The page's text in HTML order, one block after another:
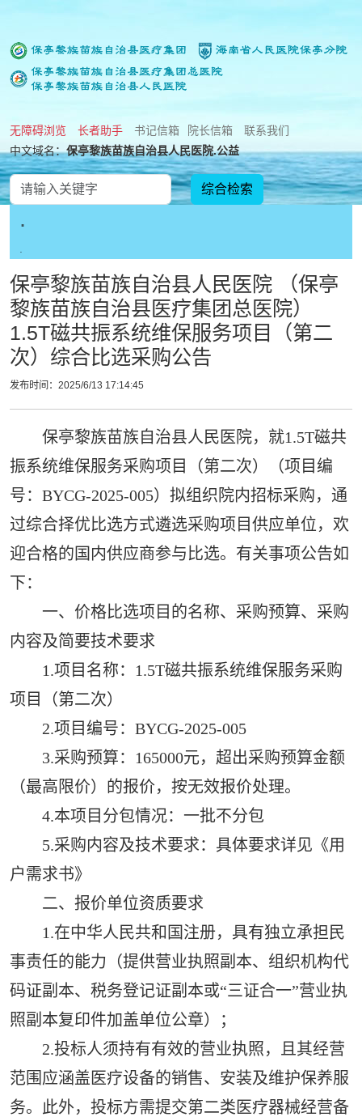
无障碍浏览 长者助手 书记信箱 院长信箱
联系我们
中文域名：保亭黎族苗族自治县人民医院.公益
.
保亭黎族苗族自治县人民医院 （保亭
黎族苗族自治县医疗集团总医院）
1.5T磁共振系统维保服务项目（第二
次）综合比选采购公告
发布时间：2025/6/13 17:14:45
保亭黎族苗族自治县人民医院，就1.5T磁共
振系统维保服务采购项目（第二次）（项目编
号：BYCG-2025-005）拟组织院内招标采购，通
过综合择优比选方式遴选采购项目供应单位，欢
迎合格的国内供应商参与比选。有关事项公告如
下：
一、价格比选项目的名称、采购预算、采购
内容及简要技术要求
1.项目名称：1.5T磁共振系统维保服务采购
项目（第二次）
2.项目编号：BYCG-2025-005
3.采购预算：165000元，超出采购预算金额
（最高限价）的报价，按无效报价处理。
4.本项目分包情况：一批不分包
5.采购内容及技术要求：具体要求详见《用
户需求书》
二、报价单位资质要求
1.在中华人民共和国注册，具有独立承担民
事责任的能力（提供营业执照副本、组织机构代
码证副本、税务登记证副本或“三证合一”营业执
照副本复印件加盖单位公章）；
2.投标人须持有有效的营业执照，且其经营
范围应涵盖医疗设备的销售、安装及维护保养服
务。此外，投标方需提交第二类医疗器械经营备